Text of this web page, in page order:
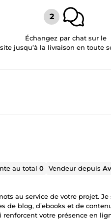
Échangez par chat sur le
site jusqu’à la livraison en toute
au total0 Vendeur depuis
au service de votre projet.
de blog, d’ebooks et de
votre présence en